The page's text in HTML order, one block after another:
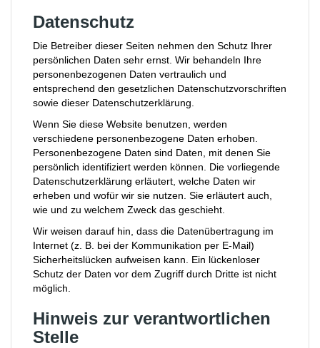
Datenschutz
Die Betreiber dieser Seiten nehmen den Schutz Ihrer
persönlichen Daten sehr ernst. Wir behandeln Ihre
personenbezogenen Daten vertraulich und
entsprechend den gesetzlichen Datenschutzvorschriften
sowie dieser Datenschutzerklärung.
Wenn Sie diese Website benutzen, werden
verschiedene personenbezogene Daten erhoben.
Personenbezogene Daten sind Daten, mit denen Sie
persönlich identifiziert werden können. Die vorliegende
Datenschutzerklärung erläutert, welche Daten wir
erheben und wofür wir sie nutzen. Sie erläutert auch,
wie und zu welchem Zweck das geschieht.
Wir weisen darauf hin, dass die Datenübertragung im
Internet (z. B. bei der Kommunikation per E-Mail)
Sicherheitslücken aufweisen kann. Ein lückenloser
Schutz der Daten vor dem Zugriff durch Dritte ist nicht
möglich.
Hinweis zur verantwortlichen
Stelle